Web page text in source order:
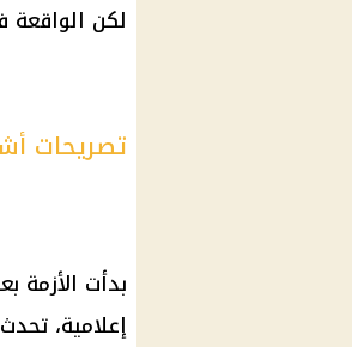
لكن
تصريحات
بدأت الأزمة
إعلامية،